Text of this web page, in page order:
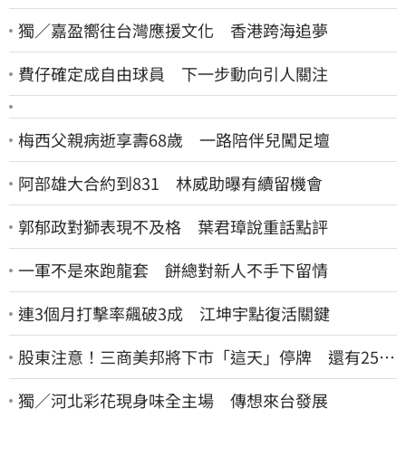
獨／嘉盈嚮往台灣應援文化 香港跨海追夢
費仔確定成自由球員 下一步動向引人關注
梅西父親病逝享壽68歲 一路陪伴兒闖足壇
阿部雄大合約到831 林威助曝有續留機會
郭郁政對獅表現不及格 葉君璋說重話點評
一軍不是來跑龍套 餅總對新人不手下留情
連3個月打擊率飆破3成 江坤宇點復活關鍵
股東注意！三商美邦將下市「這天」停牌 還有252
名千張大戶
獨／河北彩花現身味全主場 傳想來台發展